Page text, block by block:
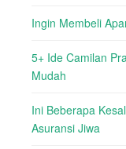
Ingin Membeli
5+ Ide Camilan
Mudah
Ini Beberapa
Asuransi Jiwa